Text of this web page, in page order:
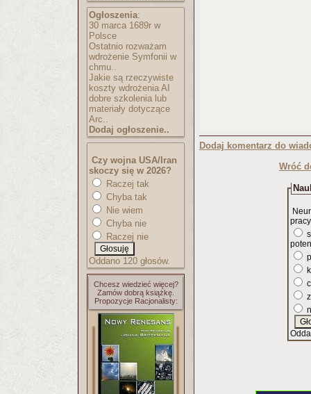
Ogłoszenia:
30 marca 1689r w
Polsce
Ostatnio rozważam
wdrożenie Symfonii w
chmu..
Jakie są rzeczywiste
koszty wdrożenia AI
dobre szkolenia lub
materiały dotyczące
Arc..
Dodaj ogłoszenie..
Czy wojna USA/Iran
skoczy się w 2026?
Raczej tak
Chyba tak
Nie wiem
Chyba nie
Raczej nie
Oddano 120 głosów.
Chcesz wiedzieć więcej?
Zamów dobrą książkę.
Propozycje Racjonalisty:
Dodaj komentarz do
Wróć